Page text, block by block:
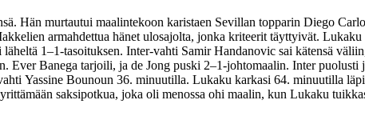
Hän murtautui maalintekoon karistaen Sevillan topparin Diego
armahdettua hänet ulosajolta, jonka kriteerit täyttyivät.
1–1-tasoituksen. Inter-vahti Samir Handanovic sai kätensä
Banega tarjoili, ja de Jong puski 2–1-johtomaalin. Inter puolusti
Yassine Bounoun 36. minuutilla. Lukaku karkasi 64. minuutilla
saksipotkua, joka oli menossa ohi maalin, kun Lukaku